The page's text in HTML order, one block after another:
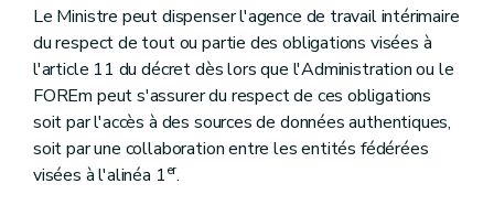
Le Ministre peut dispenser l'agence de travail intérimaire
du respect de tout ou partie des obligations visées à
l'article 11 du décret dès lors que l'Administration ou le
FOREm peut s'assurer du respect de ces obligations
soit par l'accès à des sources de données authentiques,
soit par une collaboration entre les entités fédérées
visées à l'alinéa 1er.